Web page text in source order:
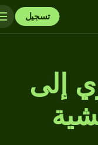
تسجيل
إلى